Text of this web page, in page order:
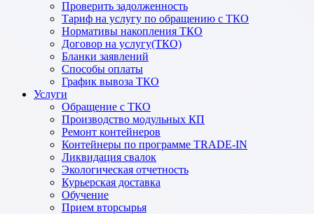
Проверить задолженность
Тариф на услугу по обращению с ТКО
Нормативы накопления ТКО
Договор на услугу(ТКО)
Бланки заявлений
Способы оплаты
График вывоза ТКО
Услуги
Обращение с ТКО
Производство модульных КП
Ремонт контейнеров
Контейнеры по программе TRADE-IN
Ликвидация свалок
Экологическая отчетность
Курьерская доставка
Обучение
Прием вторсырья